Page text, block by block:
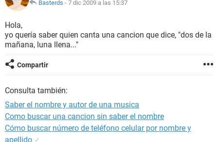
Basterds - 7 dic 2009 a las 15:37
Hola,
yo quería saber quien canta una cancion que dice, "dos de la
mañana, luna llena..."
Compartir
Consulta también:
Saber el nombre y autor de una musica
Como buscar una cancion sin saber el nombre
Cómo buscar número de teléfono celular por nombre y
apellido ✓